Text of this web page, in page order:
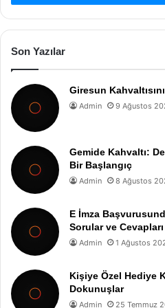
Son Yazılar
Giresun
Admin 9 Ağustos
Gemide Kahvaltı:
Bir Başlangıç
Admin 8 Ağustos
E İmza
Sorular ve Cevapları
Admin 1 Ağustos
Kişiye Özel Hediye
Dokunuşlar
Admin 25 Temmuz